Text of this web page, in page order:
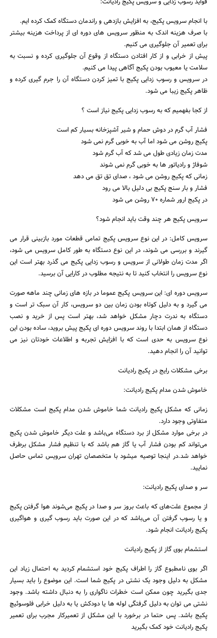
فواید رسوب زدایی و سرویس پکیج رادیانت:
با انجام سرویس پکیج، به افزایش بازدهی و راندمان دستگاه کمک کرده ایم.
با صرف هزینه اندک به منظور سرویس های دوره ای از پرداخت هزینه بیشتر
برای تعمیر آن جلوگیری می کنیم.
پیش از خرابی و از کار افتادن دستگاه از وقوع آن جلوگیری کرده و نسبت به
سلامت یا معیوب بودن پکیج آگاهی پیدا می کنیم.
در سرویس و رسوب زدایی پکیج با تمیز کردن دستگاه آن را جرم گیری کرده و
ظاهر پکیج زیبا می شود.
از کجا بفهمیم که به رسوب زدایی پکیج نیاز است ؟
فشار آب گرم در دوش حمام و شیر آشپزخانه بسیار کم است
پکیج روشن می شود اما آب به خوبی گرم نمی شود
مدت زمان زیادی طول می شد که آب گرم شود
شوفاژ و رادیاتور ها به خوبی گرم نمی شوند
زمانی که پکیج روشن می شود ، صدای تق تق می دهد
فشار و بار سنج پکیج بی دلیل بالا می رود
در پکیج ارور شماره ۷۰ روشن می شود
سرویس پکیج هر چند وقت باید انجام شود؟
سرویس کامل: در این نوع سرویس پکیج تمامی قطعات مورد بازبینی قرار می
گیرند و بررسی می شوند، در این نوع دستگاه به طور کامل سرویس می شود،
اگر مدت زمان طولانی از سرویس و رسوب زدایی پکیج می گذرد بهتر است این
نوع سرویس را انتخاب کنید تا به نتیجه مطلوب در کارایی آن برسید.
سرویس دوره ای: این سرویس پکیج عموما در بازه های زمانی چند ماهه صورت
می گیرد و به دلیل کوتاه بودن زمان بین دو سرویس، کار آن سبک تر است و
دستگاه به ندرت دچار مشکل خواهد شد، بهتر است پس از خرید و نصب
دستگاه از همان ابتدا با روند سرویس دوره ای پکیج پیش بروید، ساده بودن این
نوع سرویس به حدی است که با افزایش تجربه و اطلاعات خودتان نیز می
توانید آن را انجام دهید.
برخی مشکلات رایج در پکیج رادیانت
خاموش شدن مدام پکیج رادیانت:
زمانی که مشکل پکیج رادیانت شما خاموش شدن مدام پکیج است مشکلات
متفاوتی وجود دارد.
در برخی موارد مشکل از برد دستگاه می‌باشد و علت دیگر خاموش شدن پکیج
می‌تواند کم بودن فشار آب یا گاز هم باشد که با تنظیم فشار مشکل برطرف
خواهد شد.در اینجا توصیه میشود با متخصصان تهران سرویس تماس حاصل
نمایید.
سر و صدای پکیج رادیانت:
از مجموع علت‌های که باعث بروز سر و صدا در پکیج می‌شوند هوا گرفتن پکیج
و یا رسوب گرفتن آن می‌باشد که در این صورت باید رسوب گیری و هواگیری
پکیج رادیانت انجام شود.
استشمام بوی گاز از پکیج رادیانت
اگر بوی نامطبوع گاز را اطراف پکیج خود استشمام کردید به احتمال زیاد این
مشکل به دلیل وجود یک نشتی در پکیج شما است. این موضوع را باید بسیار
جدی بگیرید چون ممکن است خطرات ناگواری را به دنبال داشته باشد. وجود
نشتی می توان به دلیل گرفتگی لوله ها یا دودکش یا به دلیل خرابی فلوسوئیچ
پکیج باشد. پس حتما در برخورد با این مشکل از تعمیرکار مجرب برای تعمیر
پکیج رادیانت خود کمک بگیرید